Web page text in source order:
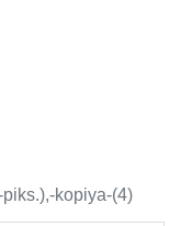
kopiya-(4)